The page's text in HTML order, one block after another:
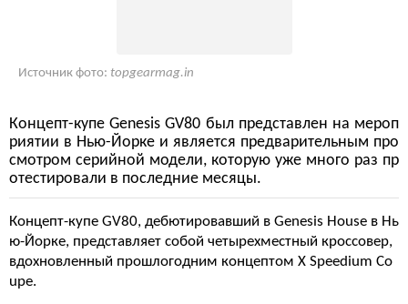
Источник фото: topgearmag.in
Концепт-купе Genesis GV80 был представлен на мероп
риятии в Нью-Йорке и является предварительным про
смотром серийной модели, которую уже много раз пр
отестировали в последние месяцы.
Концепт-купе GV80, дебютировавший в Genesis House в Нь
ю-Йорке, представляет собой четырехместный кроссовер,
вдохновленный прошлогодним концептом X Speedium Co
upe.